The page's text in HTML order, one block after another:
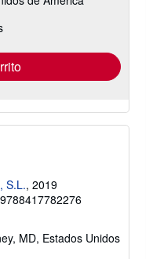
S.L., 2019
MD, Estados Unidos